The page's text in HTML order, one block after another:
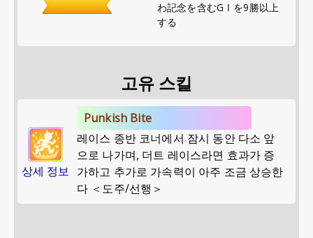
わ記念を含むGⅠを9勝以上
する
고유 스킬
상세 정보
Punkish Bite
레이스 종반 코너에서 잠시 동안 다소 앞
으로 나가며, 더트 레이스라면 효과가 증
가하고 추가로 가속력이 아주 조금 상승한
다 ＜도주/선행＞